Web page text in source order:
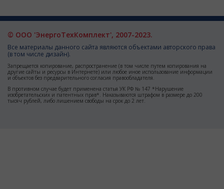
© ООО 'ЭнергоТехКомплект', 2007-2023.
Все материалы данного сайта являются объектами авторского права
(в том числе дизайн).
Запрещается копирование, распространение (в том числе путем копирования на
другие сайты и ресурсы в Интернете) или любое иное использование информации
и объектов без предварительного согласия правообладателя.
В противном случае будет применена статья УК РФ № 147 *Нарушение
изобретательских и патентных прав*. Наказываются штрафом в размере до 200
тысяч рублей, либо лишением свободы на срок до 2 лет.